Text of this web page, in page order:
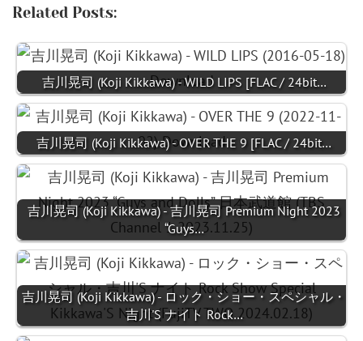
Related Posts:
吉川晃司 (Koji Kikkawa) - WILD LIPS [FLAC / 24bit…
吉川晃司 (Koji Kikkawa) - OVER THE 9 [FLAC / 24bit…
吉川晃司 (Koji Kikkawa) - 吉川晃司 Premium Night 2023
“Guys…
吉川晃司 (Koji Kikkawa) - ロック・ショー・スペシャル・
吉川'S ナイト Rock…